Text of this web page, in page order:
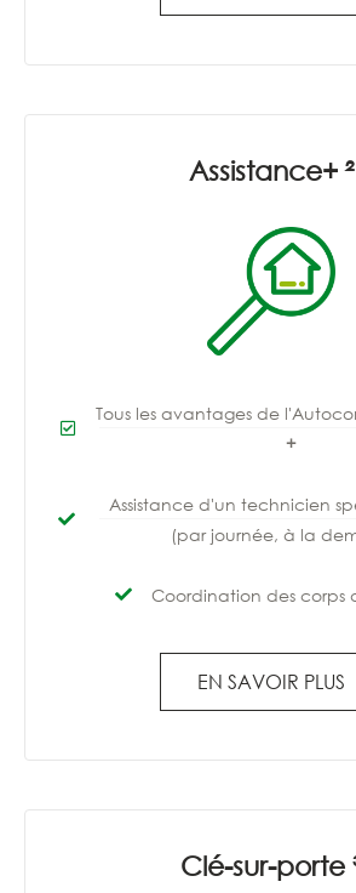
Assistance+ ²
Tous les avantages de
+
Assistance d'un technicien
(par journée, à la
Coordination des corps
EN SAVOIR PLUS
Clé-sur-porte